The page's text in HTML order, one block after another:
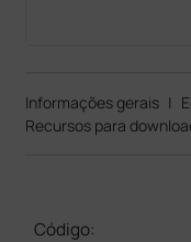
Informações gerais |
Recursos para
Código: